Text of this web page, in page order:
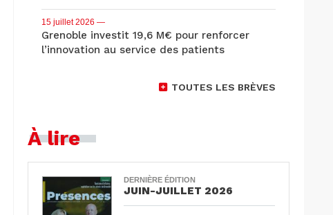
15 juillet 2026 —
Grenoble investit 19,6 M€ pour renforcer
l’innovation au service des patients
TOUTES LES BRÈVES
À lire
DERNIÈRE ÉDITION
JUIN-JUILLET 2026